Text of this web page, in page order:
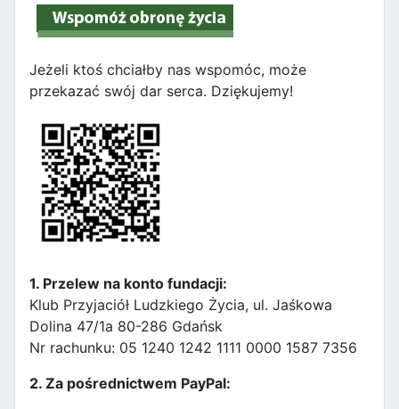
Jeżeli ktoś chciałby nas wspomóc, może
przekazać swój dar serca. Dziękujemy!
1. Przelew na konto fundacji:
Klub Przyjaciół Ludzkiego Życia, ul. Jaśkowa
Dolina 47/1a 80-286 Gdańsk
Nr rachunku: 05 1240 1242 1111 0000 1587 7356
2. Za pośrednictwem PayPal: